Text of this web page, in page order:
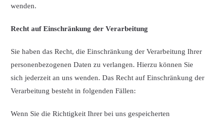
wenden.
Recht auf Einschränkung der Verarbeitung
Sie haben das Recht, die Einschränkung der Verarbeitung Ihrer
personenbezogenen Daten zu verlangen. Hierzu können Sie
sich jederzeit an uns wenden. Das Recht auf Einschränkung der
Verarbeitung besteht in folgenden Fällen:
Wenn Sie die Richtigkeit Ihrer bei uns gespeicherten